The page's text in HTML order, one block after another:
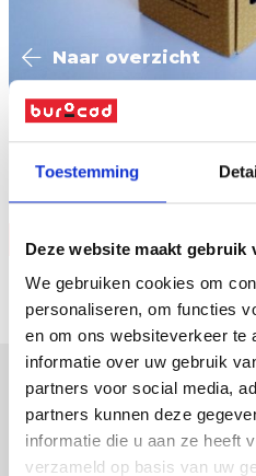
Toestemming
Deze website maakt gebruik
We gebruiken cookies om
personaliseren, om functies
en om ons websiteverkeer te
informatie over uw gebruik
partners voor social media,
partners kunnen deze
informatie die u aan ze heeft
verzameld op basis van uw
Naar overzicht
Vraag offerte
verpakkingen
displays